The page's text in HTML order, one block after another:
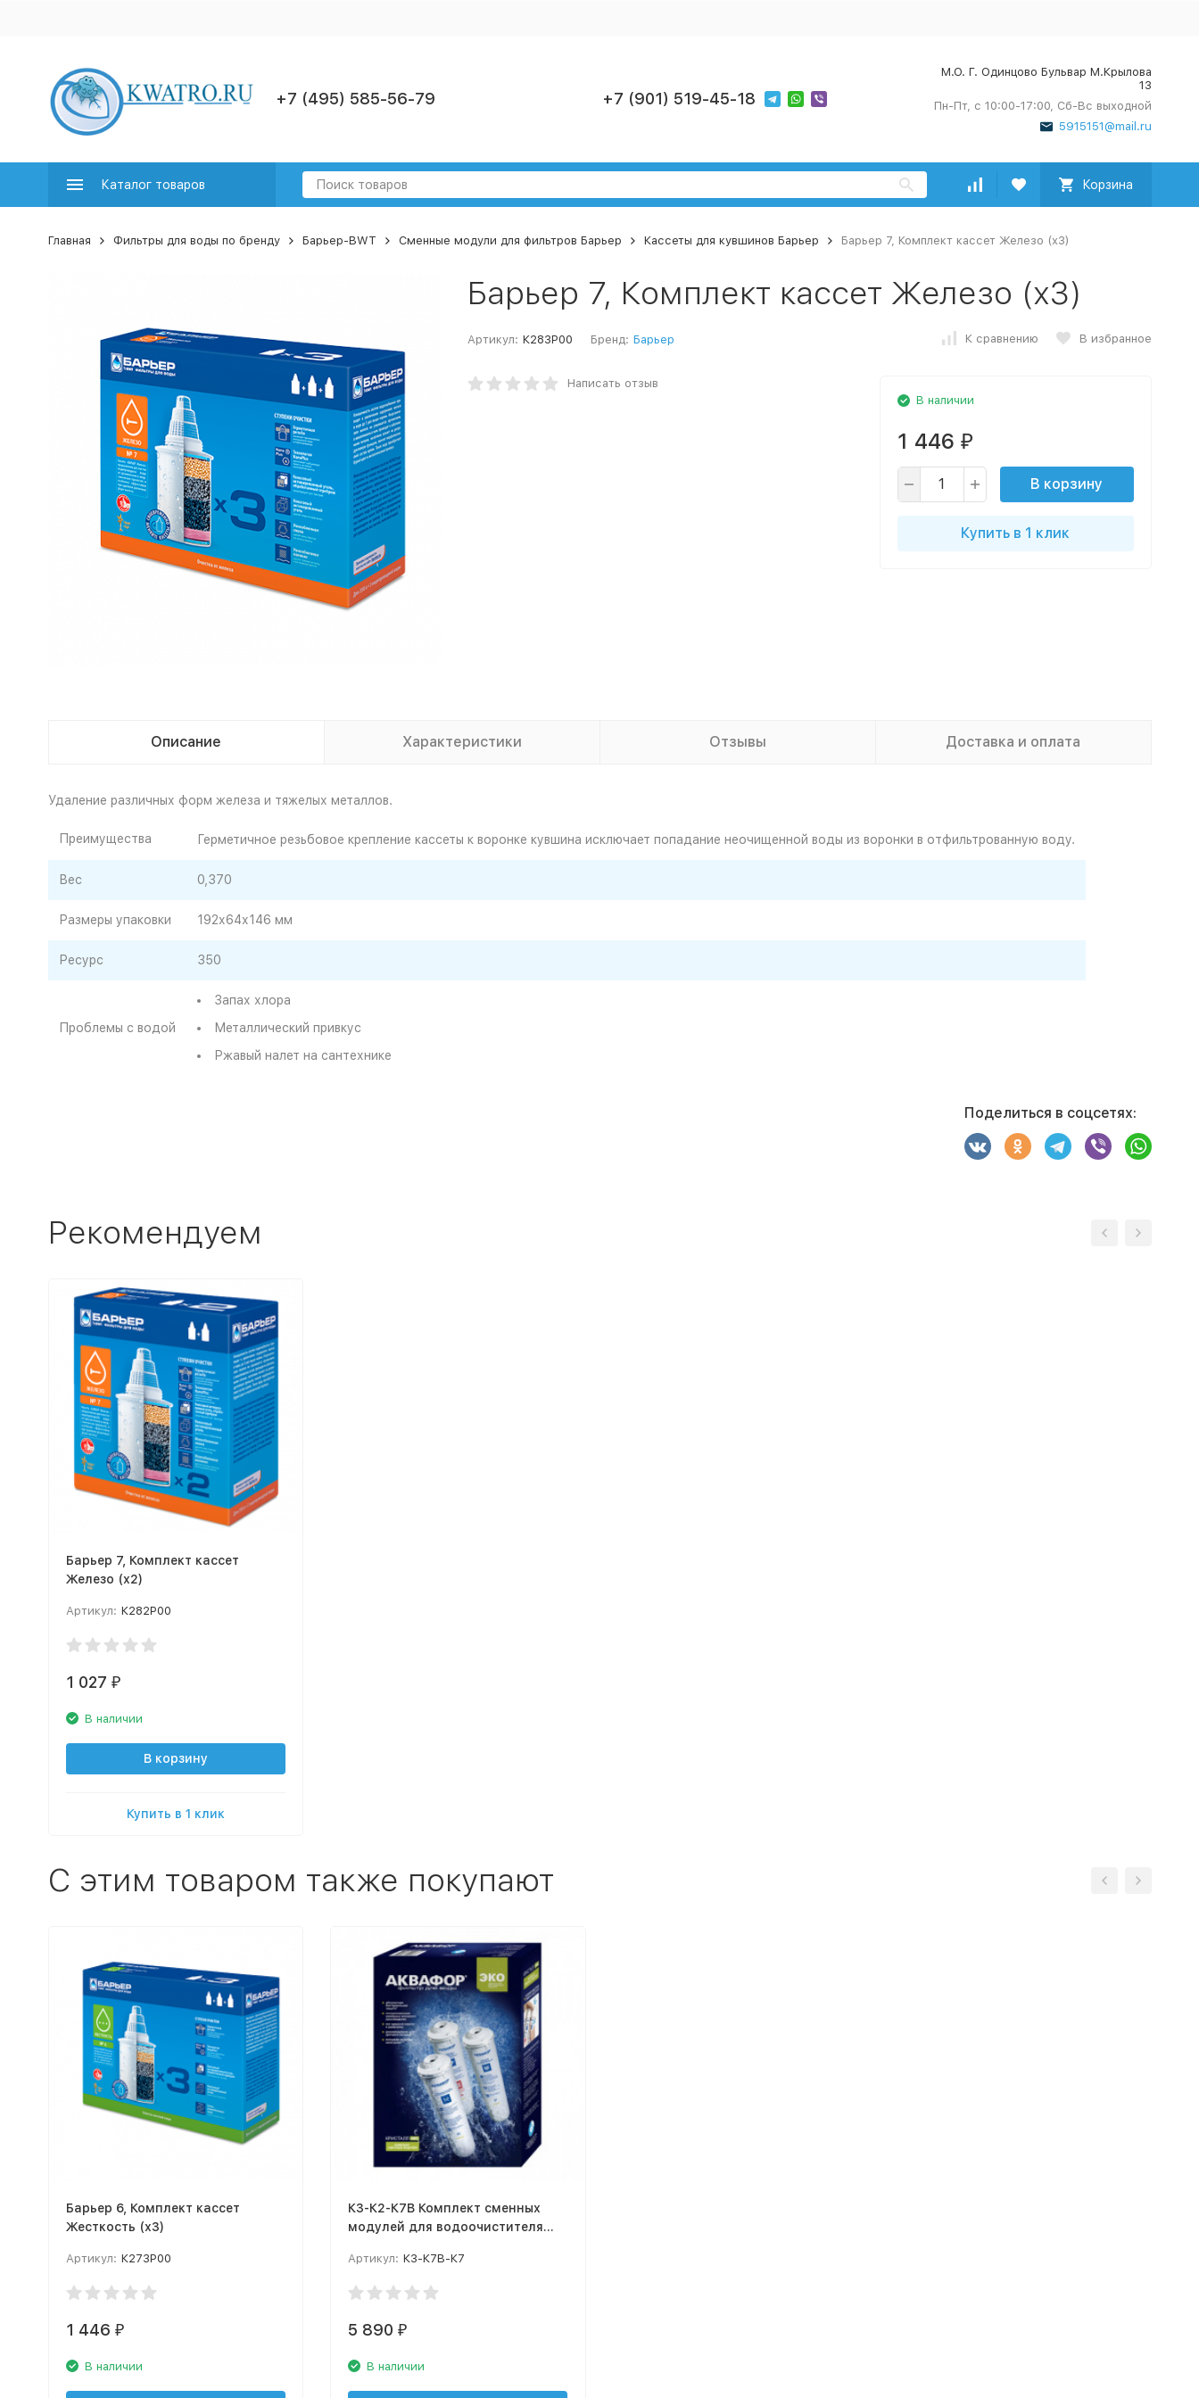
+7 (495) 585-56-79 +7 (901) 519-45-18
М.О. Г. Одинцово Бульвар М.Крылова
13
Пн-Пт, с 10:00-17:00, Сб-Вс выходной
5915151@mail.ru
Каталог товаров Корзина
Главная Фильтры для воды по бренду Барьер-BWT Сменные модули для фильтров Барьер Кассеты для кувшинов Барьер Барьер 7, Комплект кассет Железо (х3)
Барьер 7, Комплект кассет Железо (х3)
Артикул: К283Р00 Бренд: Барьер К сравнению В избранное
Написать отзыв
В наличии
1 446 ₽
В корзину
Купить в 1 клик
Описание Характеристики Отзывы Доставка и оплата
Удаление различных форм железа и тяжелых металлов.
Преимущества Герметичное резьбовое крепление кассеты к воронке кувшина исключает попадание неочищенной воды из воронки в отфильтрованную воду.
Вес 0,370
Размеры упаковки 192х64х146 мм
Ресурс 350
Проблемы с водой
Запах хлора
Металлический привкус
Ржавый налет на сантехнике
Поделиться в соцсетях:
Рекомендуем
Барьер 7, Комплект кассет
Железо (х2)
Артикул: К282Р00
1 027 ₽
В наличии
В корзину
Купить в 1 клик
C этим товаром также покупают
Барьер 6, Комплект кассет
Жесткость (х3)
Артикул: К273Р00
1 446 ₽
В наличии
К3-К2-К7В Комплект сменных
модулей для водоочистителя
Артикул: К3-К7В-К7
5 890 ₽
В наличии